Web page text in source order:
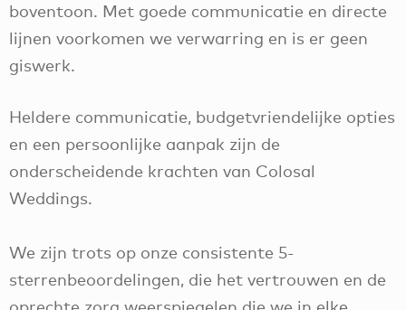
boventoon. Met goede communicatie en directe
lijnen voorkomen we verwarring en is er geen
giswerk.
Heldere communicatie, budgetvriendelijke opties
en een persoonlijke aanpak zijn de
onderscheidende krachten van Colosal
Weddings.
We zijn trots op onze consistente 5-
sterrenbeoordelingen, die het vertrouwen en de